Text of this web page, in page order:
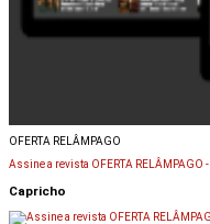
OFERTA RELÂMPAGO
Assine a revista OFERTA RELÂMPAGO -
Capricho